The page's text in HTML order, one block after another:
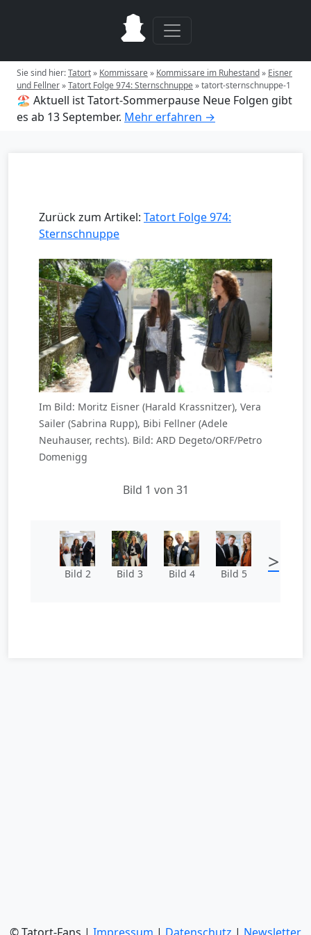
Sie sind hier:Tatort» Kommissare» Kommissare im Ruhestand» Eisner
und Fellner»Tatort Folge 974: Sternschnuppe»tatort-sternschnuppe-1
🏖️ Aktuell ist Tatort-Sommerpause Neue Folgen gibt
es ab 13 September. Mehr erfahren →
Zurück zum Artikel: Tatort Folge 974:
Sternschnuppe
Im Bild: Moritz Eisner (Harald Krassnitzer), Vera
Sailer (Sabrina Rupp), Bibi Fellner (Adele
Neuhauser, rechts). Bild: ARD Degeto/ORF/Petro
Domenigg
Bild 1 von 31
Bild 2 Bild 3 Bild 4 Bild 5 >